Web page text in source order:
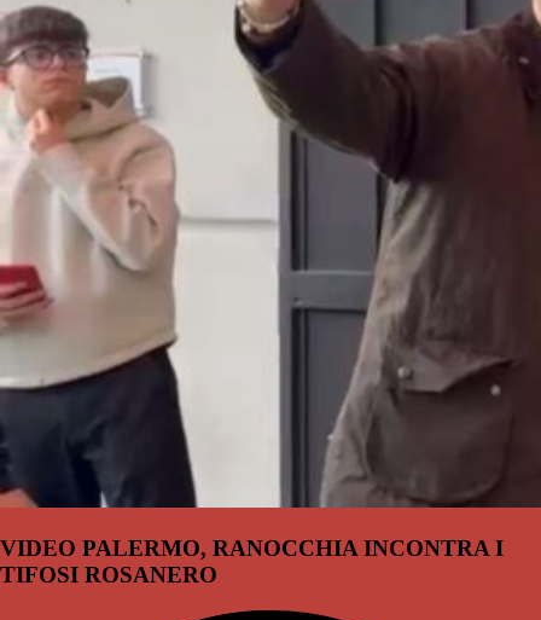
VIDEO PALERMO, RANOCCHIA INCONTRA I
TIFOSI ROSANERO